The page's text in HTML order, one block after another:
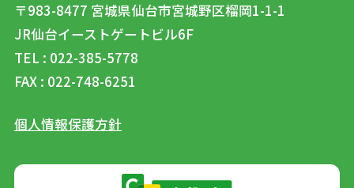
〒983-8477 宮城県仙台市宮城野区榴岡1-1-1
JR仙台イーストゲートビル6F
TEL : 022-385-5778
FAX : 022-748-6251
個人情報保護方針